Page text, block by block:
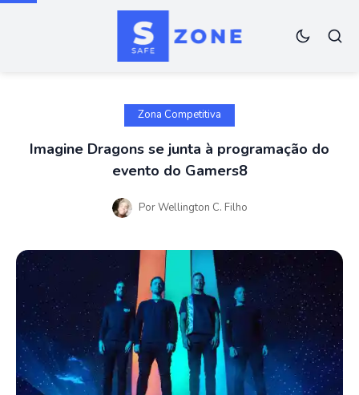
Zona Competitiva
Imagine Dragons se junta à programação do
evento do Gamers8
PorWellington C. Filho